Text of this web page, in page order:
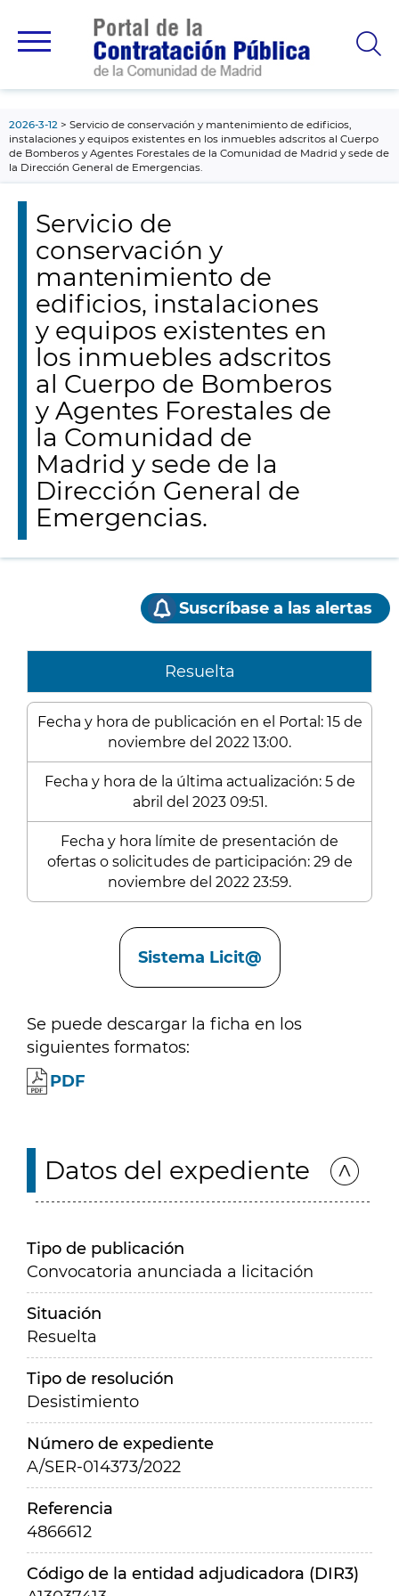
principal
2026-3-12
Servicio de conservación y mantenimiento de edificios,
instalaciones y equipos existentes en los inmuebles adscritos al Cuerpo
de Bomberos y Agentes Forestales de la Comunidad de Madrid y sede de
la Dirección General de Emergencias.
Servicio de
conservación y
mantenimiento de
edificios, instalaciones
y equipos existentes en
los inmuebles adscritos
al Cuerpo de Bomberos
y Agentes Forestales de
la Comunidad de
Madrid y sede de la
Dirección General de
Emergencias.
Suscríbase a las alertas
Resuelta
Fecha y hora de publicación en el Portal: 15 de
noviembre del 2022 13:00.
Fecha y hora de la última actualización: 5 de
abril del 2023 09:51.
Fecha y hora límite de presentación de
ofertas o solicitudes de participación: 29 de
noviembre del 2022 23:59.
Sistema Licit@
Se puede descargar la ficha en los
siguientes formatos:
PDF
Datos del expediente
Tipo de publicación
Convocatoria anunciada a licitación
Situación
Resuelta
Tipo de resolución
Desistimiento
Número de expediente
A/SER-014373/2022
Referencia
4866612
Código de la entidad adjudicadora (DIR3)